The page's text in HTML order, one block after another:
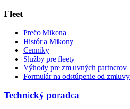
Fleet
Prečo Mikona
História Mikony
Cenníky
Služby pre fleety
Výhody pre zmluvných partnerov
Formulár na odstúpenie od zmluvy
Technický poradca